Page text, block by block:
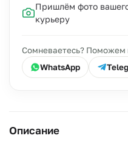
Пришлём фото
курьеру
Сомневаетесь? Поможем
WhatsApp
Описание